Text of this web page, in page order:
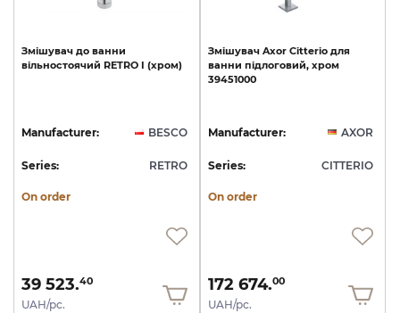
Змішувач до ванни
вільностоячий RETRO I (хром)
Manufacturer: BESCO
Series: RETRO
On order
39 523.40
UAH/pc.
Змішувач Axor Citterio для
ванни підлоговий, хром
39451000
Manufacturer: AXOR
Series: CITTERIO
On order
172 674.00
UAH/pc.